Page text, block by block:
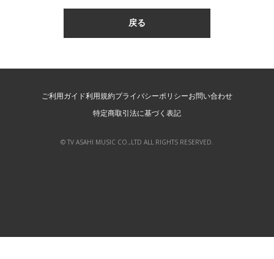
ご利用ガイド利用規約プライバシーポリシーお問い合わせ
特定商取引法に基づく表記
© TV ASAHI MUSIC CO.,LTD ALL RIGHTS RESERVED.